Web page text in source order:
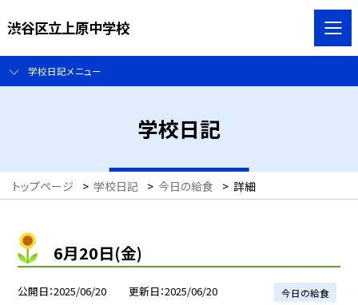
渋谷区立上原中学校
学校日記メニュー
学校日記
トップページ > 学校日記 > 今日の給食 > 詳細
6月20日(金)
公開日 2025/06/20 更新日 2025/06/20 今日の給食